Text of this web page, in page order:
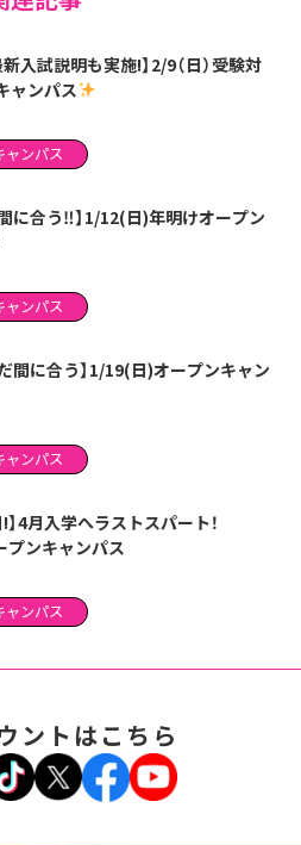
入試説明も実施!】2/9（日）受験対
ャンパス
ャンパス
に合う‼】1/12(日)年明けオープン
ャンパス
間に合う】1/19(日)オープンキャン
ャンパス
】4月入学へラストスパート！
プンキャンパス
ャンパス
ントはこちら